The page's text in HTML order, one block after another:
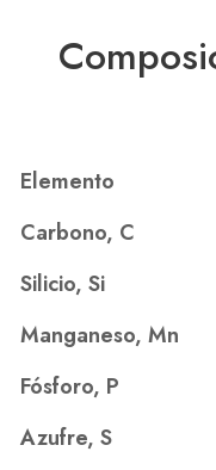
Elemento
Carbono, C
Silicio, Si
Manganeso, Mn
Fósforo, P
Azufre, S